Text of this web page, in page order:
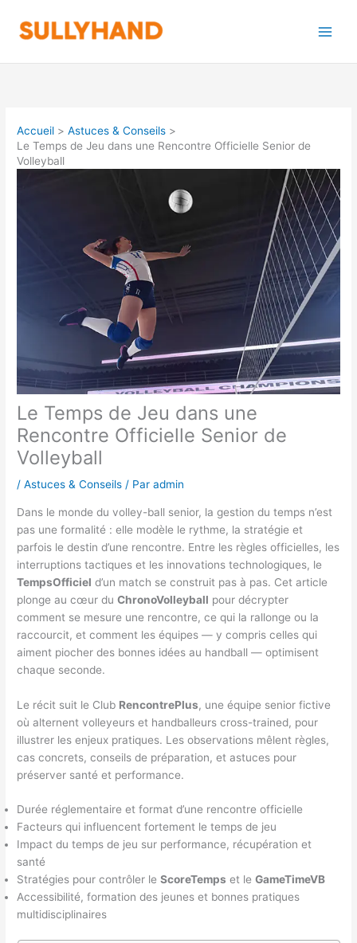
contenu
Accueil
Astuces & Conseils
Le Temps de Jeu dans une Rencontre Officielle Senior de
Volleyball
Le Temps de Jeu dans une
Rencontre Officielle Senior de
Volleyball
/Astuces & Conseils / Paradmin
Dans le monde du volley-ball senior, la gestion du temps n’est
pas une formalité : elle modèle le rythme, la stratégie et
parfois le destin d’une rencontre. Entre les règles officielles, les
interruptions tactiques et les innovations technologiques, le
TempsOfficiel d’un match se construit pas à pas. Cet article
plonge au cœur duChronoVolleyball pour décrypter
comment se mesure une rencontre, ce qui la rallonge ou la
raccourcit, et comment les équipes — y compris celles qui
aiment piocher des bonnes idées au handball — optimisent
chaque seconde.
Le récit suit le Club RencontrePlus, une équipe senior fictive
où alternent volleyeurs et handballeurs cross-trained, pour
illustrer les enjeux pratiques. Les observations mêlent règles,
cas concrets, conseils de préparation, et astuces pour
préserver santé et performance.
Durée réglementaire et format d’une rencontre officielle
Facteurs qui influencent fortement le temps de jeu
Impact du temps de jeu sur performance, récupération et
santé
Stratégies pour contrôler leScoreTemps et leGameTimeVB
Accessibilité, formation des jeunes et bonnes pratiques
multidisciplinaires